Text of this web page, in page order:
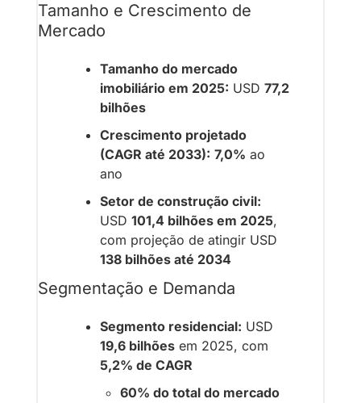
Tamanho e Crescimento de
Mercado
Tamanho do mercado
imobiliário em 2025: USD 77,2
bilhões
Crescimento projetado
(CAGR até 2033): 7,0% ao
ano
Setor de construção civil:
USD 101,4 bilhões em 2025,
138 bilhões até 2034
Segmentação e Demanda
Segmento residencial:
19,6 bilhões
5,2% de CAGR
60% do total do mercado